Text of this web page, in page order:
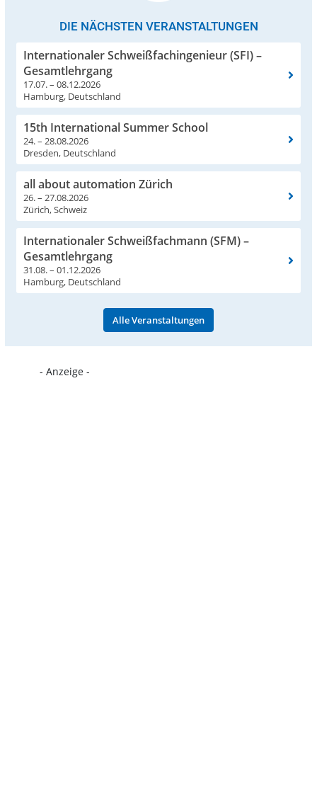
DIE NÄCHSTEN VERANSTALTUNGEN
Internationaler Schweißfachingenieur (SFI) –
Gesamtlehrgang
17.07. – 08.12.2026
Hamburg, Deutschland
15th International Summer School
24. – 28.08.2026
Dresden, Deutschland
all about automation Zürich
26. – 27.08.2026
Zürich, Schweiz
Internationaler Schweißfachmann (SFM) –
Gesamtlehrgang
31.08. – 01.12.2026
Hamburg, Deutschland
Alle Veranstaltungen
- Anzeige -